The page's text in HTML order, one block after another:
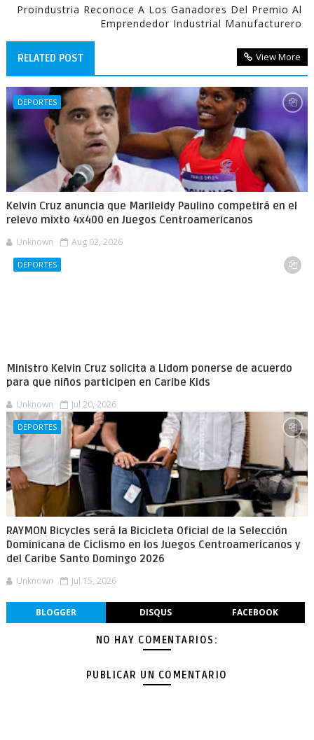
Proindustria Reconoce A Los Ganadores Del Premio Al
Emprendedor Industrial Manufacturero
RELATED POST View More
DEPORTES
Kelvin Cruz anuncia que Marileidy Paulino competirá en el
relevo mixto 4x400 en Juegos Centroamericanos
Unknown Aug 02, 2026
DEPORTES
Ministro Kelvin Cruz solicita a Lidom ponerse de acuerdo
para que niños participen en Caribe Kids
Unknown Jul 20, 2026
DEPORTES
RAYMON Bicycles será la Bicicleta Oficial de la Selección
Dominicana de Ciclismo en los Juegos Centroamericanos y
del Caribe Santo Domingo 2026
Unknown Jul 15, 2026
BLOGGER DISQUS FACEBOOK
NO HAY COMENTARIOS:
PUBLICAR UN COMENTARIO